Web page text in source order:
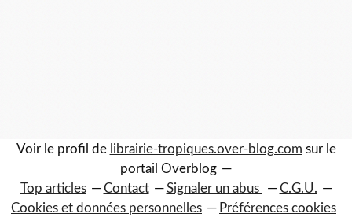
Voir le profil de librairie-tropiques.over-blog.com sur le
portail Overblog
Top articles
Contact Signaler un abus
C.G.U.
Cookies et données personnelles
Préférences cookies